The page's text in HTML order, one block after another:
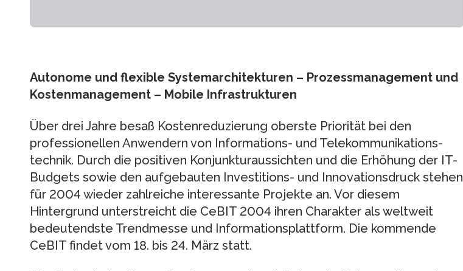
Autonome und flexible Systemarchitekturen – Prozessmanagement und
Kostenmanagement – Mobile Infrastrukturen
Über drei Jahre besaß Kostenreduzierung oberste Priorität bei den
professionellen Anwendern von Informations- und Tele­kommu­ni­ka­tions­
technik. Durch die positiven Konjunkturaussichten und die Erhöhung der IT-
Budgets sowie den aufgebauten Investitions- und Innovationsdruck ste­hen
für 2004 wieder zahlreiche interessante Projekte an. Vor diesem
Hintergrund unterstreicht die CeBIT 2004 ihren Charakter als weltweit
bedeu­tendste Trendmesse und In­for­mationsplattform. Die kommende
CeBIT findet vom 18. bis 24. März statt.